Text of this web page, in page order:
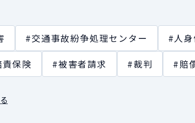
#交通事故紛争処理センター #人
保険 #被害者請求 #裁判 #賠